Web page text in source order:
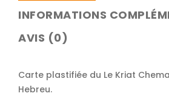
INFORMATIONS
AVIS (0)
Carte plastifiée du Le Kriat
Hebreu.